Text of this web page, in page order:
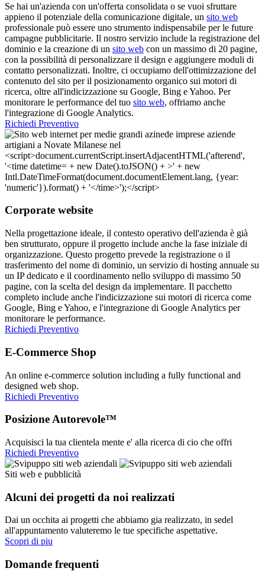
Se hai un'azienda con un'offerta consolidata o se vuoi sfruttare
appieno il potenziale della comunicazione digitale, un sito web
professionale può essere uno strumento indispensabile per le future
campagne pubblicitarie. Il nostro servizio include la registrazione del
dominio e la creazione di un sito web con un massimo di 20 pagine,
con la possibilità di personalizzare il design e aggiungere moduli di
contatto personalizzati. Inoltre, ci occupiamo dell'ottimizzazione del
contenuto del sito per il posizionamento organico sui motori di
ricerca, oltre all'indicizzazione su Google, Bing e Yahoo. Per
monitorare le performance del tuo sito web, offriamo anche
l'integrazione di Google Analytics.
Richiedi Preventivo
Corporate website
Nella progettazione ideale, il contesto operativo dell'azienda è già
ben strutturato, oppure il progetto include anche la fase iniziale di
organizzazione. Questo progetto prevede la registrazione o il
trasferimento del nome di dominio, un servizio di hosting annuale su
un IP dedicato e il coordinamento nello sviluppo di massimo 50
pagine, con la scelta del design da implementare. Il pacchetto
completo include anche l'indicizzazione sui motori di ricerca come
Google, Bing e Yahoo, e l'integrazione di Google Analytics per
monitorare le performance.
Richiedi Preventivo
E-Commerce Shop
An online e-commerce solution including a fully functional and
designed web shop.
Richiedi Preventivo
Posizione Autorevole™
Acquisisci la tua clientela mente e' alla ricerca di cio che offri
Richiedi Preventivo
Siti web e pubblicità
Alcuni dei progetti da noi realizzati
Dai un occhita ai progetti che abbiamo gia realizzato, in sedel
all'appuntamento valuteremo le tue specifiche aspettative.
Scopri di piu
Domande frequenti